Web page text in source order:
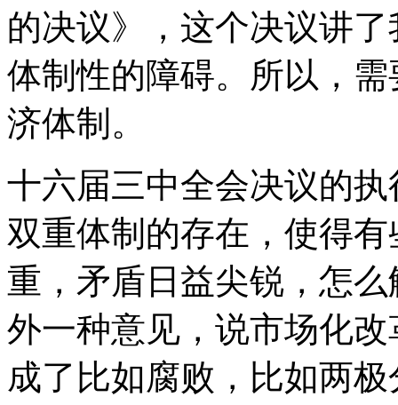
的决议》，这个决议讲
体制性的障碍。所以，
济体制。
十六届三中全会决议的
双重体制的存在，使得
重，矛盾日益尖锐，怎
外一种意见，说市场化
成了比如腐败，比如两